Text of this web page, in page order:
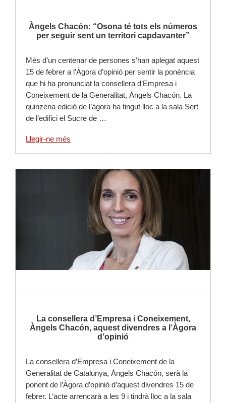
Àngels Chacón: “Osona té tots els números
per seguir sent un territori capdavanter”
Més d’un centenar de persones s’han aplegat aquest
15 de febrer a l’Àgora d’opinió per sentir la ponència
que hi ha pronunciat la consellera d’Empresa i
Coneixement de la Generalitat, Àngels Chacón. La
quinzena edició de l’àgora ha tingut lloc a la sala Sert
de l’edifici el Sucre de …
Llegir-ne més
Llegir-ne més
La consellera d’Empresa i Coneixement,
Àngels Chacón, aquest divendres a l’Àgora
d’opinió
La consellera d’Empresa i Coneixement de la
Generalitat de Catalunya, Àngels Chacón, serà la
ponent de l’Àgora d’opinió d’aquest divendres 15 de
febrer. L’acte arrencarà a les 9 i tindrà lloc a la sala